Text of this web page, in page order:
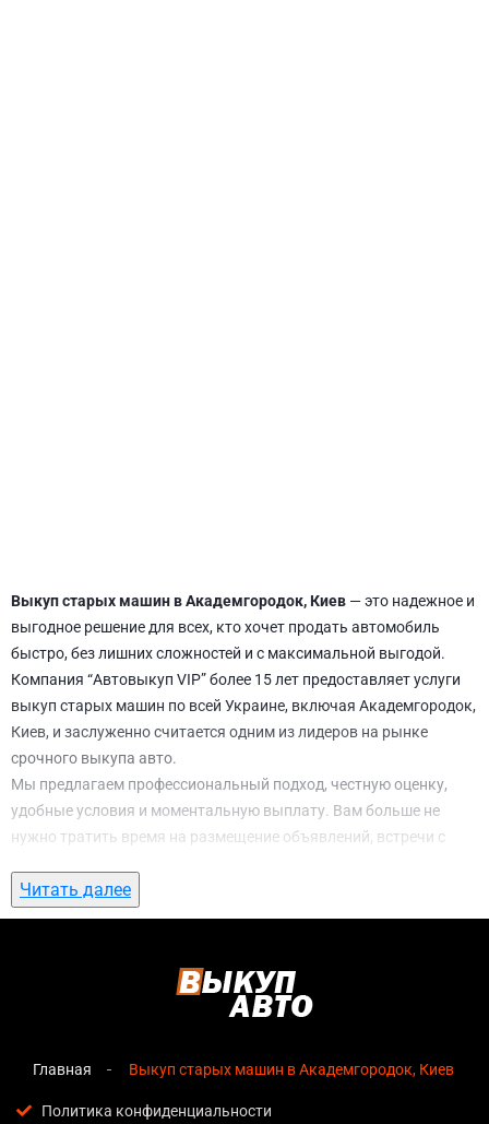
Выкуп старых машин в Академгородок, Киев — это надежное и
выгодное решение для всех, кто хочет продать автомобиль
быстро, без лишних сложностей и с максимальной выгодой.
Компания “Автовыкуп VIP” более 15 лет предоставляет услуги
выкуп старых машин по всей Украине, включая Академгородок,
Киев, и заслуженно считается одним из лидеров на рынке
срочного выкупа авто.
Мы предлагаем профессиональный подход, честную оценку,
удобные условия и моментальную выплату. Вам больше не
нужно тратить время на размещение объявлений, встречи с
ожидание. С нами вы можете
Академгородок, Киеввсего за 1 день.
старых машин в Академгородок, Киев
озвучивается сразу после обращения, без скрытых
Прозрачные условия— все этапы сделки полностью
Читать далее
Главная Выкуп старых машин в Академгородок, Киев
Политика конфиденциальности